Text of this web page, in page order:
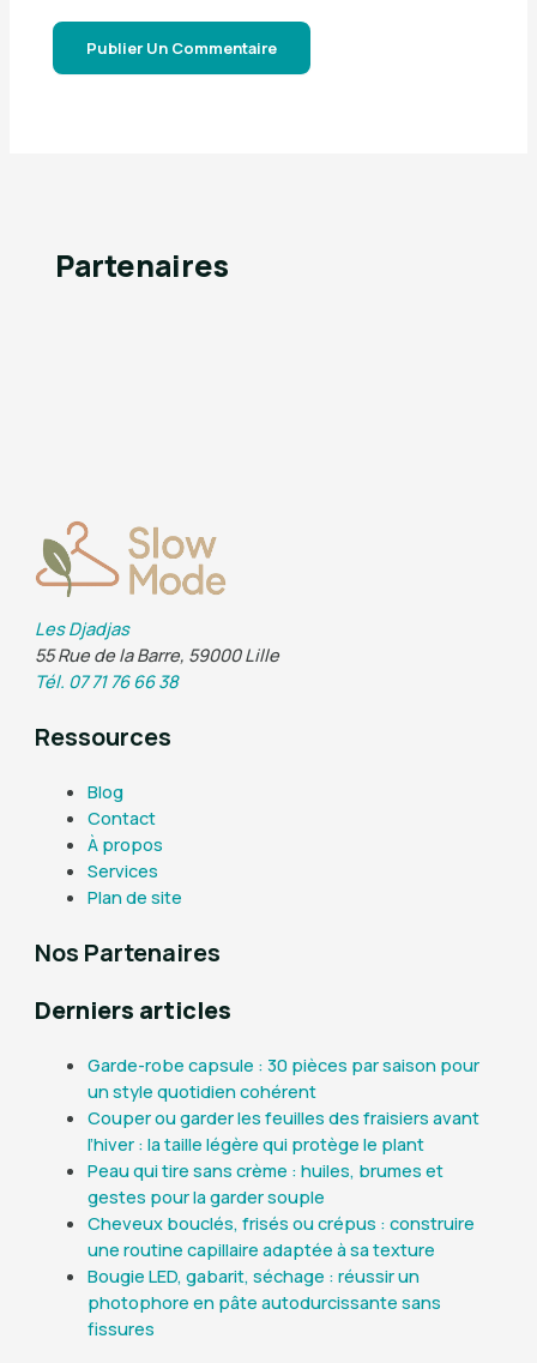
Partenaires
Les Djadjas
55 Rue de la Barre, 59000 Lille
Tél. 07 71 76 66 38
Ressources
Blog
Contact
À propos
Services
Plan de site
Nos Partenaires
Derniers articles
Garde-robe capsule : 30 pièces par saison pour
un style quotidien cohérent
Couper ou garder les feuilles des fraisiers avant
l’hiver : la taille légère qui protège le plant
Peau qui tire sans crème : huiles, brumes et
gestes pour la garder souple
Cheveux bouclés, frisés ou crépus : construire
une routine capillaire adaptée à sa texture
Bougie LED, gabarit, séchage : réussir un
photophore en pâte autodurcissante sans
fissures